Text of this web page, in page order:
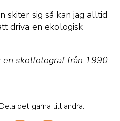
skiter sig så kan jag alltid
driva en ekologisk
en skolfotograf från 1990
det gärna till andra: